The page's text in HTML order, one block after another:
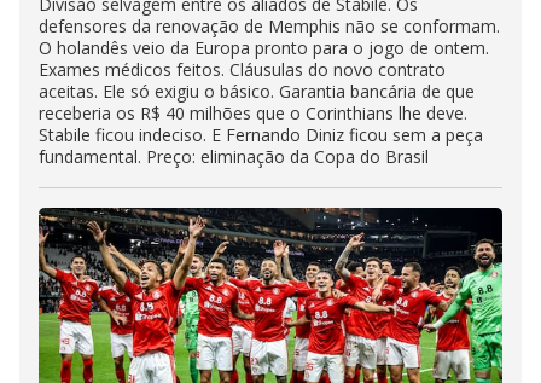
defensores da renovação de Memphis não se conformam.
O holandês veio da Europa pronto para o jogo de ontem.
Exames médicos feitos. Cláusulas do novo contrato
aceitas. Ele só exigiu o básico. Garantia bancária de que
receberia os R$ 40 milhões que o Corinthians lhe deve.
Stabile ficou indeciso. E Fernando Diniz ficou sem a peça
fundamental. Preço: eliminação da Copa do Brasil